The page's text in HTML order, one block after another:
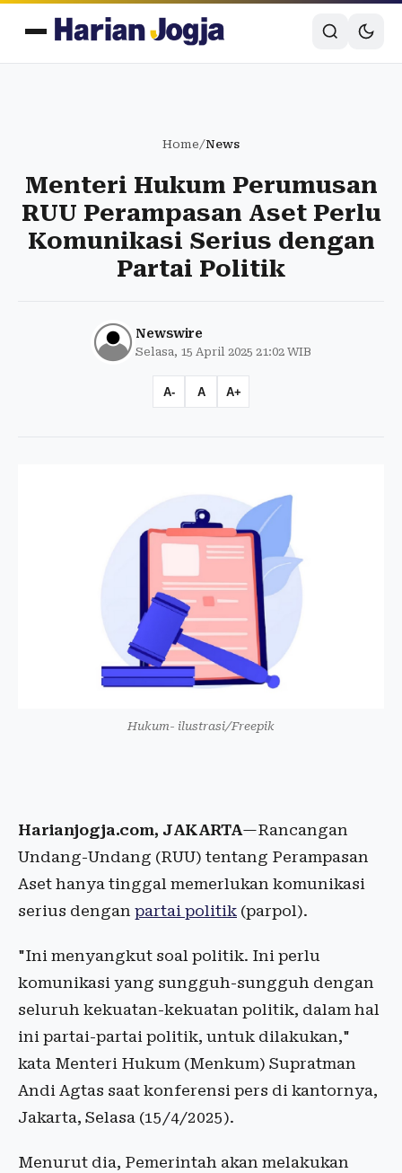
Home/News
Menteri Hukum Perumusan
RUU Perampasan Aset Perlu
Komunikasi Serius dengan
Partai Politik
Newswire
Selasa, 15 April 2025 21:02 WIB
A- A A+
Hukum- ilustrasi/Freepik
Harianjogja.com, JAKARTA—Rancangan
Undang-Undang (RUU) tentang Perampasan
Aset hanya tinggal memerlukan komunikasi
serius dengan partai politik (parpol).
"Ini menyangkut soal politik. Ini perlu
komunikasi yang sungguh-sungguh dengan
seluruh kekuatan-kekuatan politik, dalam hal
ini partai-partai politik, untuk dilakukan,"
kata Menteri Hukum (Menkum) Supratman
Andi Agtas saat konferensi pers di kantornya,
Jakarta, Selasa (15/4/2025).
Menurut dia, Pemerintah akan melakukan